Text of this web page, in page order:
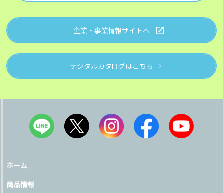
企業・事業情報サイトへ
デジタルカタログはこちら
ホーム
商品情報